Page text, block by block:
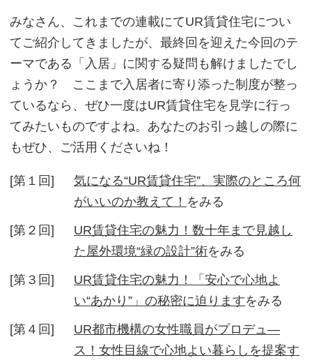
みなさん、これまでの連載にてUR賃貸住宅につい
てご紹介してきましたが、最終回を迎えた今回のテ
ーマである「入居」に関する疑問も解けましたでし
ょうか？ ここまで入居者に寄り添った制度が整っ
ているなら、ぜひ一度はUR賃貸住宅を見学に行っ
てみたいものですよね。あなたのお引っ越しの際に
もぜひ、ご活用くださいね！
[第１回]
気になる“UR賃貸住宅”、実際のところ何
がいいのか教えて！ をみる
[第２回]
UR賃貸住宅の魅力！数十年まで見越し
た屋外環境“緑の設計”術をみる
[第３回]
UR賃貸住宅の魅力！「安心で心地よ
い“あかり”」の秘密に迫りますをみる
[第４回]
UR都市機構の女性職員がプロデュ―
ス！女性目線で心地よい暮らしを提案す